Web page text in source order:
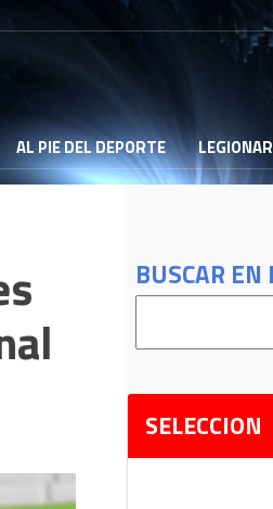
AL PIE DEL DEPORTE
BUSCAR EN
SELECCION